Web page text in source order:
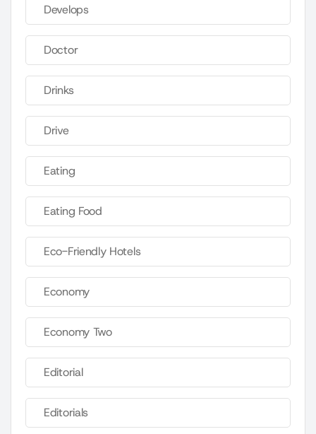
Develops
Doctor
Drinks
Drive
Eating
Eating Food
Eco-Friendly Hotels
Economy
Economy Two
Editorial
Editorials